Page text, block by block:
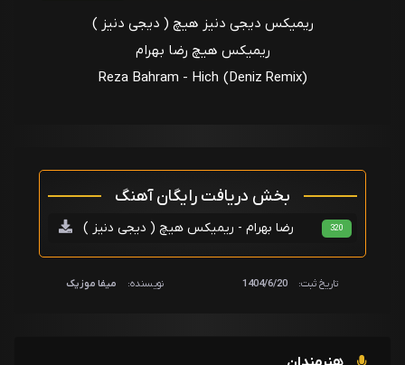
ریمیکس دیجی دنیز هیچ ( دیجی دنیز )
ریمیکس هیچ رضا بهرام
Reza Bahram - Hich (Deniz Remix)
بخش دریافت رایگان آهنگ
رضا بهرام - ریمیکس هیچ ( دیجی دنیز ) 320
تاریخ ثبت: 1404/6/20 نویسنده: میفا موزیک